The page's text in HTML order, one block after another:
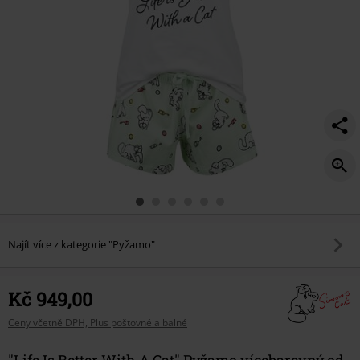
Najít více z kategorie "Pyžamo"
Kč 949,00
Ceny včetně DPH, Plus poštovné a balné